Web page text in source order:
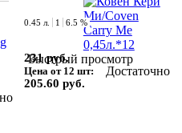
Быстрый просмотр
0.45 л. 1 6.5 %
231 руб.
Цена от 12 шт:
205.60 руб.
Достаточно